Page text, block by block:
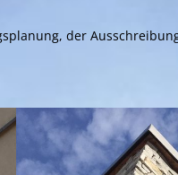
der